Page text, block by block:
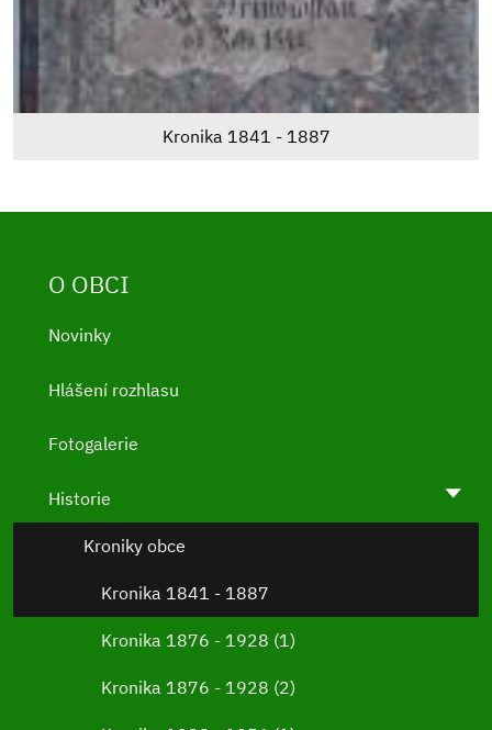
Kronika 1841 - 1887
O OBCI
Novinky
Hlášení rozhlasu
Fotogalerie
Historie
Kroniky obce
Kronika 1841 - 1887
Kronika 1876 - 1928 (1)
Kronika 1876 - 1928 (2)